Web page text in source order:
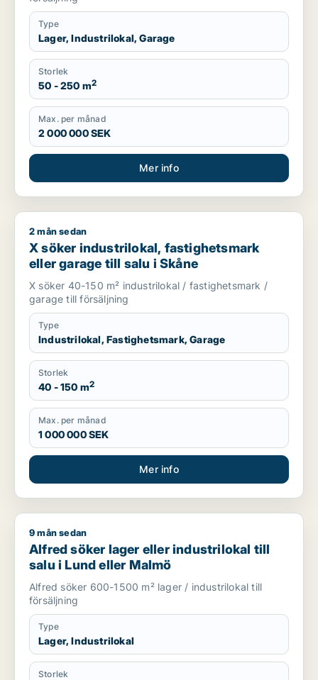
Type
Lager, Industrilokal, Garage
Storlek
50 - 250 m2
Max. per månad
2 000 000 SEK
Mer info
X söker industrilokal, fastighetsmark eller garage till salu i
2 mån sedan
X söker industrilokal, fastighetsmark
eller garage till salu i Skåne
X söker 40-150 m² industrilokal / fastighetsmark /
garage till försäljning
Type
Industrilokal, Fastighetsmark, Garage
Storlek
40 - 150 m2
Max. per månad
1 000 000 SEK
Mer info
Alfred söker lager eller industrilokal till salu i Lund eller
9 mån sedan
Alfred söker lager eller industrilokal till
salu i Lund eller Malmö
Alfred söker 600-1500 m² lager / industrilokal till
försäljning
Type
Lager, Industrilokal
Storlek